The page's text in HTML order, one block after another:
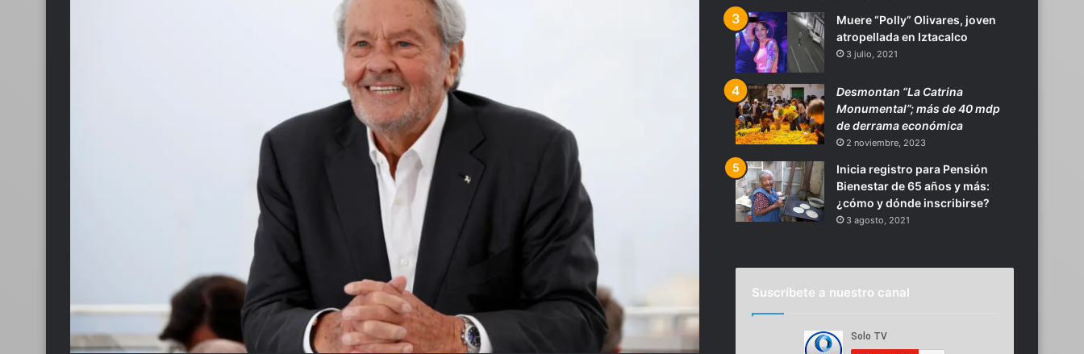
Muere “Polly” Olivares, joven
atropellada en Iztacalco
3 julio, 2021
Desmontan “La Catrina
Monumental”; más de 40 mdp
de derrama económica
2 noviembre, 2023
Inicia registro para Pensión
Bienestar de 65 años y más:
¿cómo y dónde inscribirse?
3 agosto, 2021
Suscríbete a nuestro canal